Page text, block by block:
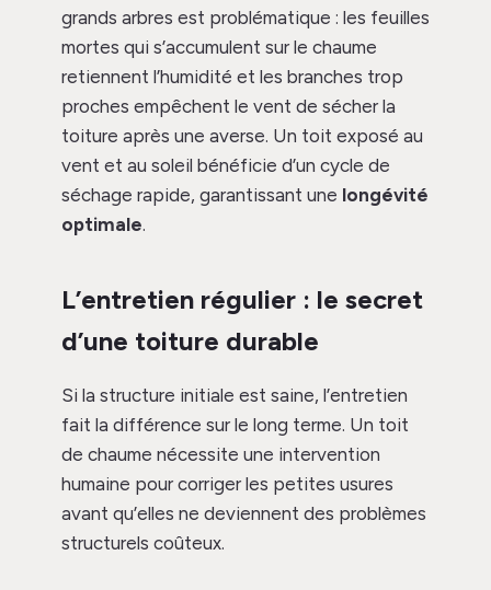
grands arbres est problématique : les feuilles
mortes qui s’accumulent sur le chaume
retiennent l’humidité et les branches trop
proches empêchent le vent de sécher la
toiture après une averse. Un toit exposé au
vent et au soleil bénéficie d’un cycle de
séchage rapide, garantissant une longévité
optimale.
L’entretien régulier : le secret
d’une toiture durable
Si la structure initiale est saine, l’entretien
fait la différence sur le long terme. Un toit
de chaume nécessite une intervention
humaine pour corriger les petites usures
avant qu’elles ne deviennent des problèmes
structurels coûteux.